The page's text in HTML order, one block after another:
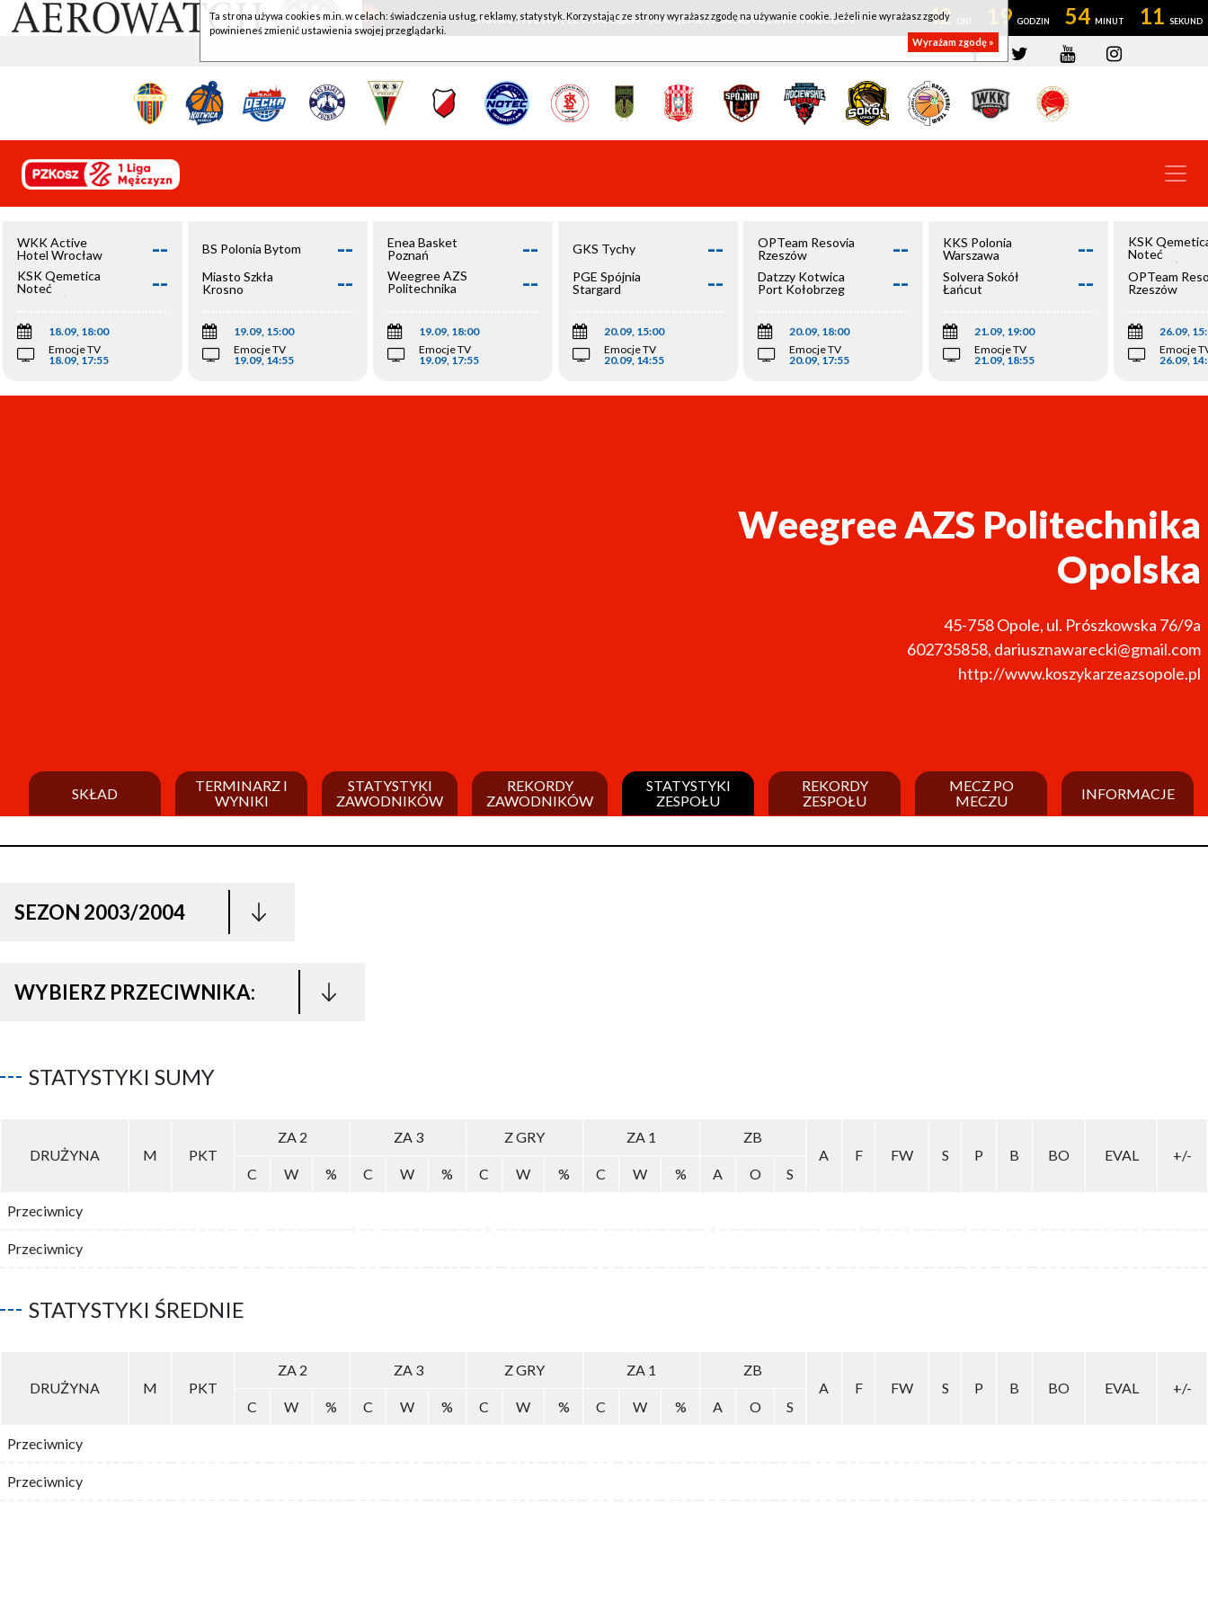
WKK ACTIVE HOTEL WROCŁAW - KSK QEMETICA NOTEĆ INOWROCŁAW 42 19 54 11
WKK Active
Hotel Wrocław
--
KSK Qemetica
Noteć
Inowrocław
--
18.09, 18:00
Emocje TV
18.09, 17:55
BS Polonia Bytom --
Miasto Szkła
Krosno
--
19.09, 15:00
Emocje TV
19.09, 14:55
Enea Basket
Poznań
--
Weegree AZS
Politechnika
--
19.09, 18:00
Emocje TV
19.09, 17:55
GKS Tychy --
PGE Spójnia
Stargard
--
20.09, 15:00
Emocje TV
20.09, 14:55
OPTeam Resovia
Rzeszów
--
Datzzy Kotwica
Port Kołobrzeg
--
20.09, 18:00
Emocje TV
20.09, 17:55
KKS Polonia
Warszawa
--
Solvera Sokół
Łańcut
--
21.09, 19:00
Emocje TV
21.09, 18:55
KSK
Noteć
Inowrocław
OPTeam
Rzeszów
26.09,
Emocje
26.09,
Weegree AZS Politechnika
Opolska
45-758Opole, ul. Prószkowska 76/9a
602735858, dariusznawarecki@gmail.com
http://www.koszykarzeazsopole.pl
SKŁAD
TERMINARZ I
WYNIKI
STATYSTYKI
ZAWODNIKÓW
REKORDY
ZAWODNIKÓW
STATYSTYKI
ZESPOŁU
REKORDY
ZESPOŁU
MECZ PO
MECZU
INFORMACJE
SEZON 2003/2004
WYBIERZ PRZECIWNIKA:
STATYSTYKI SUMY
DRUŻYNA M PKT
ZA 2 ZA 3 Z GRY ZA 1
ZB
A
F FW S P B BO EVAL
+/-
C
W % C W % C W % C W % A O S
Przeciwnicy
Przeciwnicy
STATYSTYKI ŚREDNIE
DRUŻYNA M PKT
ZA 2 ZA 3 Z GRY ZA 1
ZB
A
F FW S P B BO EVAL
+/-
C
W % C W % C W % C W % A O S
Przeciwnicy
Przeciwnicy
Ta strona używa cookies m.in. w celach: świadczenia usług, reklamy, statystyk. Korzystając ze strony wyrażasz zgodę na używanie cookie. Jeżeli nie wyrażasz zgody
powinieneś zmienić ustawienia swojej przeglądarki.
Wyrażam zgodę »